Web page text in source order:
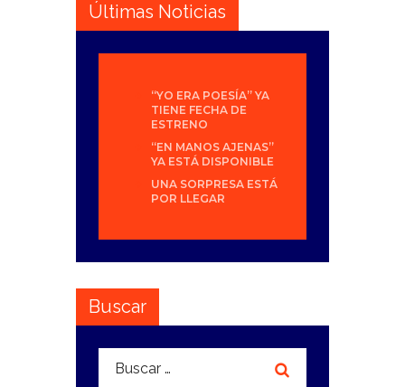
Últimas Noticias
“YO ERA POESÍA” YA
TIENE FECHA DE
ESTRENO
“EN MANOS AJENAS”
YA ESTÁ DISPONIBLE
UNA SORPRESA ESTÁ
POR LLEGAR
Buscar
Buscar: